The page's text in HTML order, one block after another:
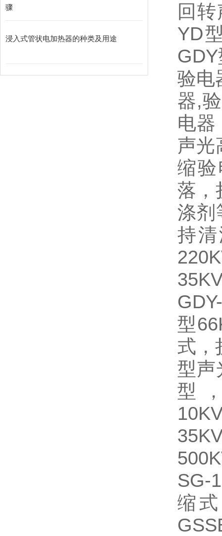
骤
浸入式管状电加热器的种类及用途
回
YD
验电
器,
电器
声光
缩
落，
涤剂
持
型
式，
型声
型
SG-
缩